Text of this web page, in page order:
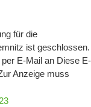
für die
ist geschlossen.
E-Mail an Diese E-
Anzeige muss